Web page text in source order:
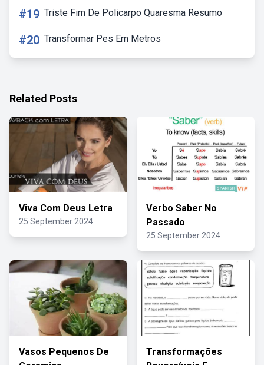
#19 Triste Fim De Policarpo Quaresma Resumo
#20 Transformar Pes Em Metros
Related Posts
Viva Com Deus Letra
25 September 2024
Verbo Saber No
Passado
25 September 2024
Vasos Pequenos De
Transformações